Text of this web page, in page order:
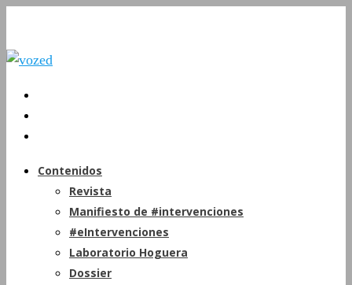
Contenidos
Revista
Manifiesto de #intervenciones
#eIntervenciones
Laboratorio Hoguera
Dossier